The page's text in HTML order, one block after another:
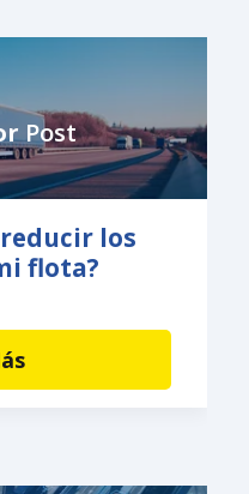
Post
los
flota?